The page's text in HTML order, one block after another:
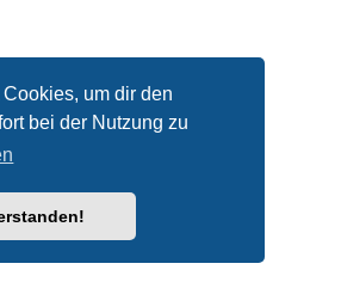
um dir den
bei der Nutzung zu